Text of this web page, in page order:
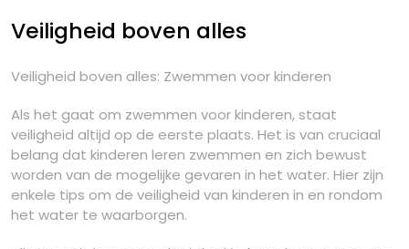
Veiligheid boven alles
Veiligheid boven alles: Zwemmen voor kinderen
Als het gaat om zwemmen voor kinderen, staat
veiligheid altijd op de eerste plaats. Het is van cruciaal
belang dat kinderen leren zwemmen en zich bewust
worden van de mogelijke gevaren in het water. Hier zijn
enkele tips om de veiligheid van kinderen in en rondom
het water te waarborgen.